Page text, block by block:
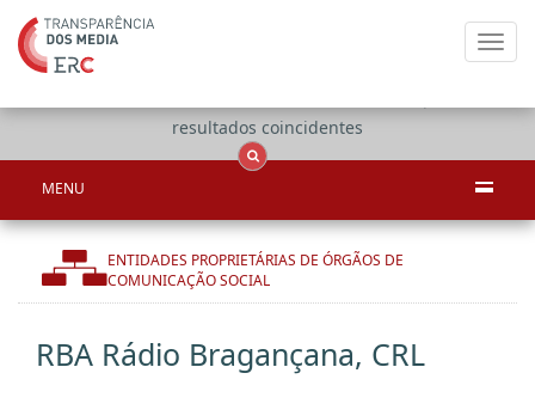
resultados coincidentes
MENU
ENTIDADES PROPRIETÁRIAS DE ÓRGÃOS DE
COMUNICAÇÃO SOCIAL
RBA Rádio Bragançana, CRL